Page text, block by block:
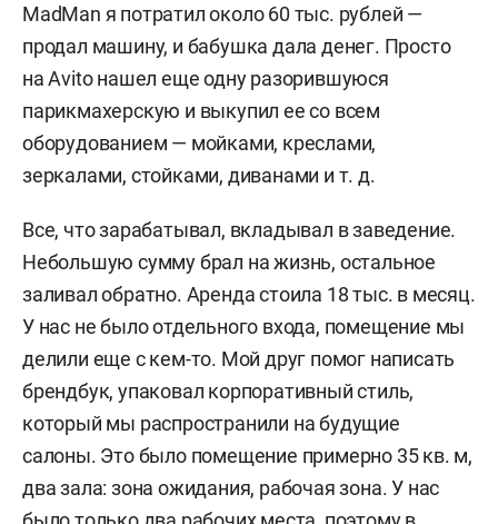
MadMan я потратил около 60 тыс. рублей —
продал машину, и бабушка дала денег. Просто
на Avito нашел еще одну разорившуюся
парикмахерскую и выкупил ее со всем
оборудованием — мойками, креслами,
зеркалами, стойками, диванами и т. д.
Все, что зарабатывал, вкладывал в заведение.
Небольшую сумму брал на жизнь, остальное
заливал обратно. Аренда стоила 18 тыс. в месяц.
У нас не было отдельного входа, помещение мы
делили еще с кем-то. Мой друг помог написать
брендбук, упаковал корпоративный стиль,
который мы распространили на будущие
салоны. Это было помещение примерно 35 кв. м,
два зала: зона ожидания, рабочая зона. У нас